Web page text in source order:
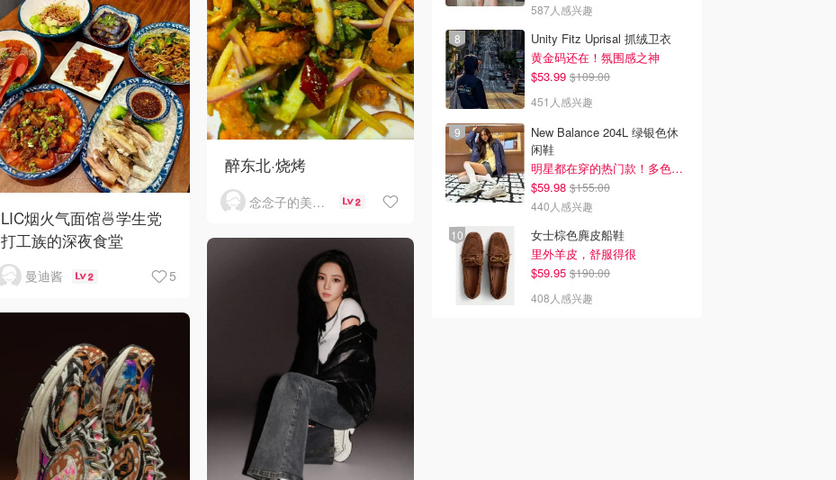
醉东北·烧烤
念念子的美食分享 2
LIC烟火气面馆🍜学生党
打工族的深夜食堂
曼迪酱 2 5
587人感兴趣
Unity Fitz Uprisal 抓绒卫衣
黄金码还在！氛围感之神
$53.99 $109.00
451人感兴趣
New Balance 204L 绿银色休
闲鞋
明星都在穿的热门款！多色可选 3.8折
$59.98 $155.00
440人感兴趣
女士棕色麂皮船鞋
里外羊皮，舒服得很
$59.95 $190.00
408人感兴趣